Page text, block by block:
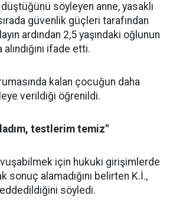
söyleyen anne, yasaklı
güvenlik güçleri tarafından
ardından 2,5 yaşındaki oğlunun
ifade etti.
kalan çocuğun daha
verildiği öğrenildi.
testlerim temiz"
için hukuki girişimlerde
sonuç alamadığını belirten K.İ.,
söyledi.